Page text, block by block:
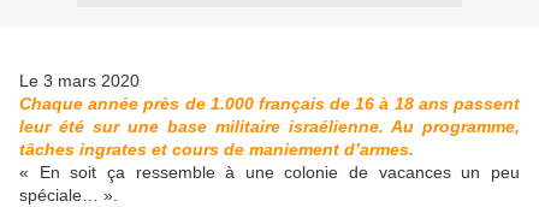
Le 3 mars 2020
Chaque année près de 1.000 français de 16 à 18 ans passent
leur été sur une base militaire israélienne. Au programme,
tâches ingrates et cours de maniement d’armes.
« En soit ça ressemble à une colonie de vacances un peu
spéciale… ».